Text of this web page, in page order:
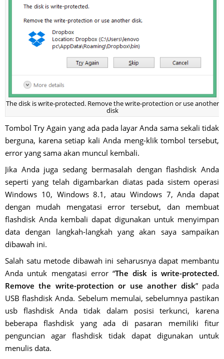
The disk is write-protected. Remove the write-protection or use another
disk
Tombol Try Again yang ada pada layar Anda sama sekali tidak
berguna, karena setiap kali Anda meng-klik tombol tersebut,
error yang sama akan muncul kembali.
Jika Anda juga sedang bermasalah dengan flashdisk Anda
seperti yang telah digambarkan diatas pada sistem operasi
Windows 10, Windows 8.1, atau Windows 7, Anda dapat
dengan mudah mengatasi error tersebut, dan membuat
flashdisk Anda kembali dapat digunakan untuk menyimpan
data dengan langkah-langkah yang akan saya sampaikan
dibawah ini.
Salah satu metode dibawah ini seharusnya dapat membantu
Anda untuk mengatasi error “The disk is write-protected.
Remove the write-protection or use another disk” pada
USB flashdisk Anda. Sebelum memulai, sebelumnya pastikan
usb flashdisk Anda tidak dalam posisi terkunci, karena
beberapa flashdisk yang ada di pasaran memiliki fitur
penguncian agar flashdisk tidak dapat digunakan untuk
menulis data.